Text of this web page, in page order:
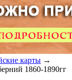
карты →
1860-1890гг